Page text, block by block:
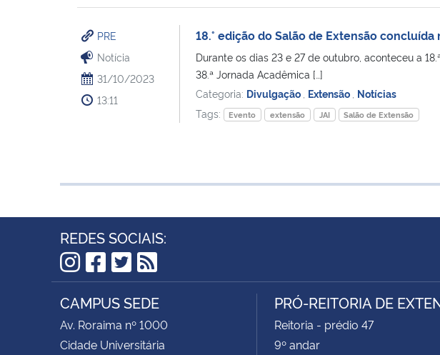
PRE
Notícia
31/10/2023
13:11
18.° edição do Salão de Extensão
Durante os dias 23 e 27 de outubro, aconteceu a
38.ª Jornada Acadêmica […]
Categoria: Divulgação Extensão Notícias
Tags:
Evento extensão JAI Salão de Extensão
REDES SOCIAIS:
Instagram
Facebook
Twitter
RSS
CAMPUS SEDE
Av. Roraima nº 1000
Cidade Universitária
PRÓ-REITORIA DE
Reitoria - prédio 47
9º andar